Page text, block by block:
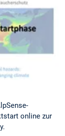
online zur